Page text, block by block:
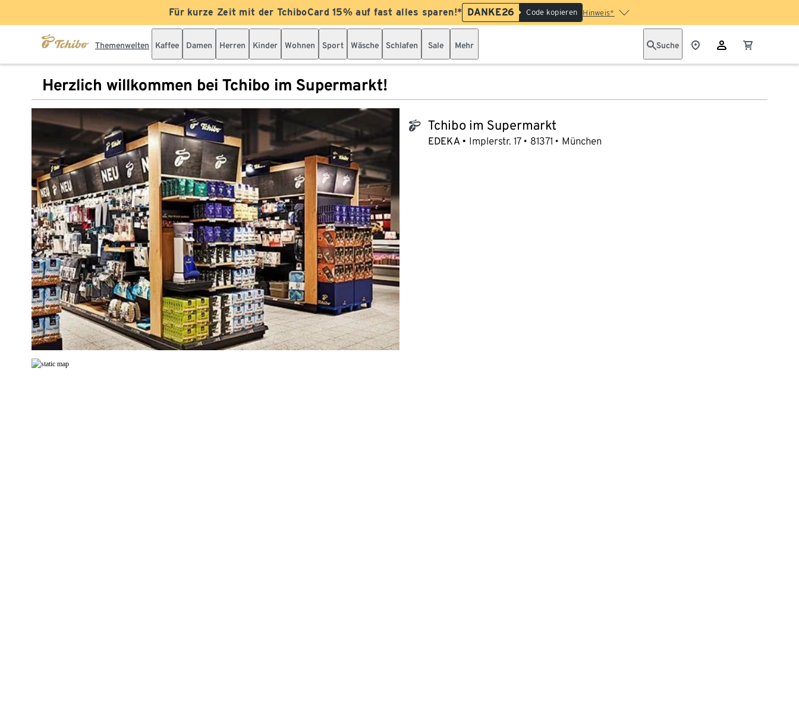
Für kurze Zeit mit der TchiboCard 15% auf fast alles sparen!* DANKE26 Code kopieren Hinweis*
Themenwelten Kaffee Damen Herren Kinder Wohnen Sport Wäsche Schlafen Sale Mehr Suche
Herzlich willkommen bei Tchibo im Supermarkt!
tchibo_logo Tchibo im Supermarkt
EDEKA Implerstr. 17 81371 München